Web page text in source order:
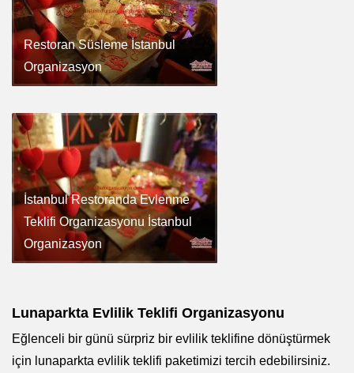
Restoran Süsleme İstanbul
Organizasyon
İstanbul Restoranda Evlenme
Teklifi Organizasyonu İstanbul
Organizasyon
Lunaparkta Evlilik Teklifi Organizasyonu
Eğlenceli bir günü sürpriz bir evlilik teklifine dönüştürmek
için lunaparkta evlilik teklifi paketimizi tercih edebilirsiniz.